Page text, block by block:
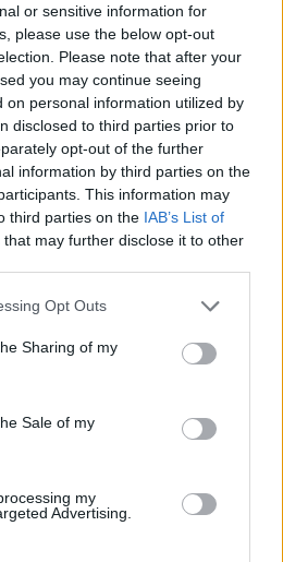
or sensitive information for
please use the below opt-out
Please note that after your
you may continue seeing
on personal information utilized by
disclosed to third parties prior to
opt-out of the further
information by third parties on the
This information may
third parties on the IAB’s List of
that may further disclose it to other
app uses one or more Google
behaviour. You may click to
and its third-party tags to
purposes in below Google
Opt Outs
Sharing of my
Sale of my
my
Advertising.
με
έγραψε
10
Northern Heights Candy